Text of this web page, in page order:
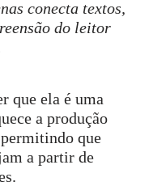
conecta textos,
do leitor
que ela é uma
a produção
que
a partir de